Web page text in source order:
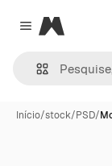
Close menu
Magnific
Início/stock/PSD/